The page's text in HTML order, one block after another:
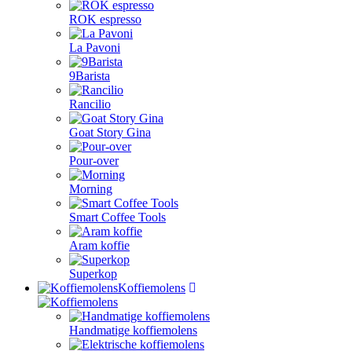
ROK espresso
La Pavoni
9Barista
Rancilio
Goat Story Gina
Pour-over
Morning
Smart Coffee Tools
Aram koffie
Superkop
Koffiemolens
Handmatige koffiemolens